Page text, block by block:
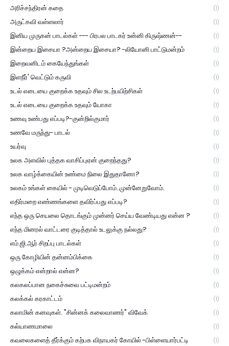
அரிச்சந்திரன் கதை (1)
அருட்கவி வள்ளலார் (1)
இனிய முருகன் பாடல்கள் --- பிரபல பாடகர் உன்னி கிருஷ்ணன்-- (1)
இன்றைய இசையா ?அன்றைய இசையா? -லியோனி பாட்டுமன்றம் (1)
இறைவனிடம் கையேந்துங்கள் (1)
இளநீர்' வெட்டும் கருவி (1)
உடல் எடையை குறைக்க உதவும் சில உடற்பயிற்சிகள் (1)
உடல் எடையை குறைக்க உதவும் யோகா (1)
உணவு உண்பது எப்படி?-குன்றில்குமார் (1)
உணவே மருந்து- பாடல் (1)
உயர்வு (1)
உலக அளவில் புத்தக வாசிப்புஏன் குறைந்தது? (1)
உலக வாழ்க்கையின் உண்மை நிலை இதுதானோ? (1)
உலகம் உங்கள் கையில் - முடிவெடுப்போம்..முன்னேறுவோம். (1)
எதிர்மறை எண்ணங்களை தவிர்ப்பது எப்படி? (1)
எந்த ஒரு செயலை தொடங்கும் முன்னர் செய்ய வேண்டியது என்ன ? (1)
எந்த மினரல் வாட்டரை குடித்தால் உடலுக்கு நல்லது? (1)
எம்.ஜி.ஆர் சிறப்பு பாடல்கள் (1)
ஒரு கோழியின் தன்னம்பிக்கை (1)
ஒழுக்கம் என்றால் என்ன? (1)
கலகலப்பான நகைச்சுவை பட்டிமன்றம் (1)
கலக்கல் கரகாட்டம் (1)
கலாமின் கனவுகள். "சின்னக் கலைவாணர்" விவேக் (1)
கல்யாணமாலை (1)
கவலைகளைத் தீர்க்கும் கற்பக விநாயகர் கோயில் -பிள்ளையார்பட்டி (1)